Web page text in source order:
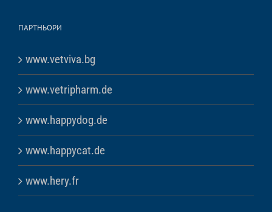
ПАРТНЬОРИ
www.vetviva.bg
www.vetripharm.de
www.happydog.de
www.happycat.de
www.hery.fr